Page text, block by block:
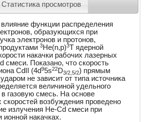
Статистика просмотров
функции распределения
образующихся при
электронов и протонов,
3He(n,p)3T ядерной
накачки рабочих лазерных
смеси. Показано, что скорость
CdII (4d95s22D3/2,5/2) прямым
не зависит от типа источника
величиной удельного
в газовую смесь. На основе
скоростей возбуждения проведено
излучения He-Cd смеси при
ионной накачках.